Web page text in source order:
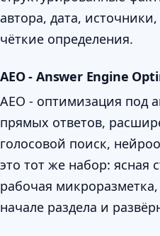
автора, дата,
чёткие определения.
AEO - Answer Engine
AEO - оптимизация под
прямых ответов,
голосовой поиск,
это тот же набор: ясная
рабочая
начале раздела и